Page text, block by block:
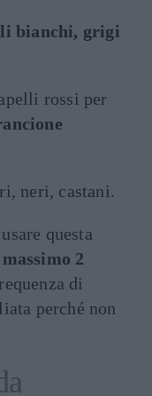
bianchi, grigi
rossi per
neri, castani.
questa
2
di
perché non